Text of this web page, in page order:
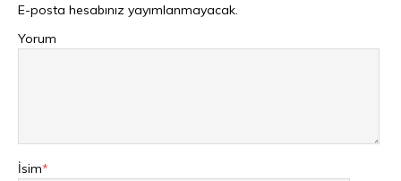
E-posta hesabınız yayımlanmayacak.
Yorum
İsim*